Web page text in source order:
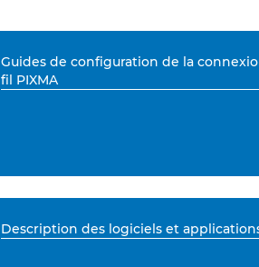
Guides de configuration de la
fil PIXMA
Description des logiciels et